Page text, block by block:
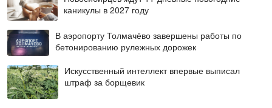
каникулы в 2027 году
В аэропорту Толмачёво завершены работы по
бетонированию рулежных дорожек
Искусственный интеллект впервые выписал
штраф за борщевик